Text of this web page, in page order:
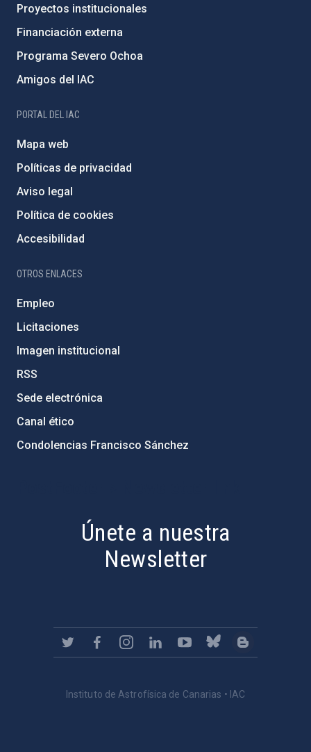
Proyectos institucionales
Financiación externa
Programa Severo Ochoa
Amigos del IAC
PORTAL DEL IAC
Mapa web
Políticas de privacidad
Aviso legal
Política de cookies
Accesibilidad
OTROS ENLACES
Empleo
Licitaciones
Imagen institucional
RSS
Sede electrónica
Canal ético
Condolencias Francisco Sánchez
Únete a nuestra
Newsletter
Instituto de Astrofísica de Canarias • IAC